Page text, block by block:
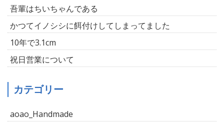
吾輩はちいちゃんである
かつてイノシシに餌付けしてしまってました
10年で3.1cm
祝日営業について
カテゴリー
aoao_Handmade